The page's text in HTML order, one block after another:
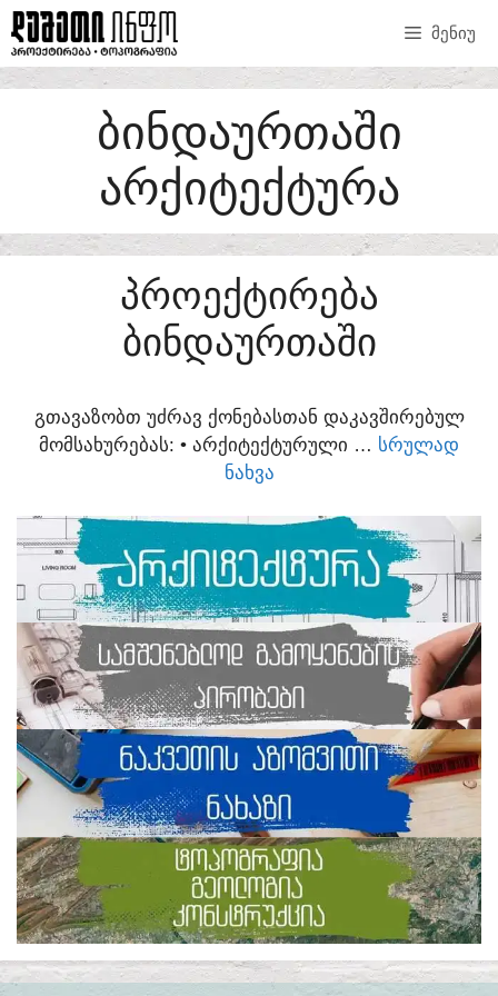
SKIP
TO
CONTENT
ᲛᲔᲜᲘᲣ
ᲑᲘᲜᲓᲐᲣᲠᲗᲐᲨᲘ
ᲐᲠᲥᲘᲢᲔᲥᲢᲣᲠᲐ
ᲞᲠᲝᲔᲥᲢᲘᲠᲔᲑᲐ
ᲑᲘᲜᲓᲐᲣᲠᲗᲐᲨᲘ
ᲒᲗᲐᲕᲐᲖᲝᲑᲗ ᲣᲫᲠᲐᲕ ᲥᲝᲜᲔᲑᲐᲡᲗᲐᲜ ᲓᲐᲙᲐᲕᲨᲘᲠᲔᲑᲣᲚ
ᲛᲝᲛᲡᲐᲮᲣᲠᲔᲑᲐᲡ:​ • ᲐᲠᲥᲘᲢᲔᲥᲢᲣᲠᲣᲚᲘ … ᲡᲠᲣᲚᲐᲓ
ᲜᲐᲮᲕᲐ